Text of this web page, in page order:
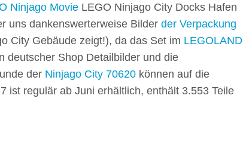
Ninjago Movie LEGO Ninjago City Docks Hafen
uns dankenswerterweise Bilder der Verpackung
City Gebäude zeigt!), da das Set im LEGOLAND
deutscher Shop Detailbilder und die
der Ninjago City 70620 können auf die
ist regulär ab Juni erhältlich, enthält 3.553 Teile